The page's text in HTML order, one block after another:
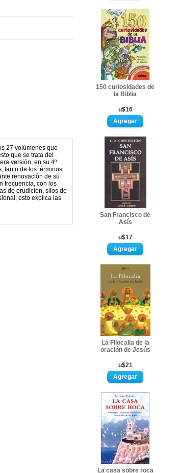
150 curiosidades de
la Biblia
u$16
San Francisco de
Asís
u$17
La Filocalia de la
oración de Jesús
u$21
La casa sobre roca
27 volúmenes que
que se trata del
versión; en su 4º
tanto de los términos
renovación de su
frecuencia, con los
de erudición, silos de
esto explica las